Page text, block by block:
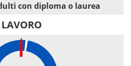
con diploma o laurea